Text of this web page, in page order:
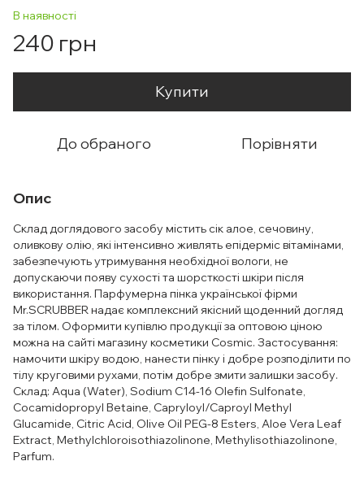
В наявності
240 грн
Купити
До обраного Порівняти
Опис
Склад доглядового засобу містить сік алое, сечовину,
оливкову олію, які інтенсивно живлять епідерміс вітамінами,
забезпечують утримування необхідної вологи, не
допускаючи появу сухості та шорсткості шкіри після
використання. Парфумерна пінка української фірми
Mr.SCRUBBER надає комплексний якісний щоденний догляд
за тілом. Оформити купівлю продукції за оптовою ціною
можна на сайті магазину косметики Cosmic. Застосування:
намочити шкіру водою, нанести пінку і добре розподілити по
тілу круговими рухами, потім добре змити залишки засобу.
Склад: Aqua (Water), Sodium C14-16 Olefin Sulfonate,
Cocamidopropyl Betaine, Capryloyl/Caproyl Methyl
Glucamide, Citric Acid, Olive Oil PEG-8 Esters, Aloe Vera Leaf
Extract, Methylchloroisothiazolinone, Methylisothiazolinone,
Parfum.